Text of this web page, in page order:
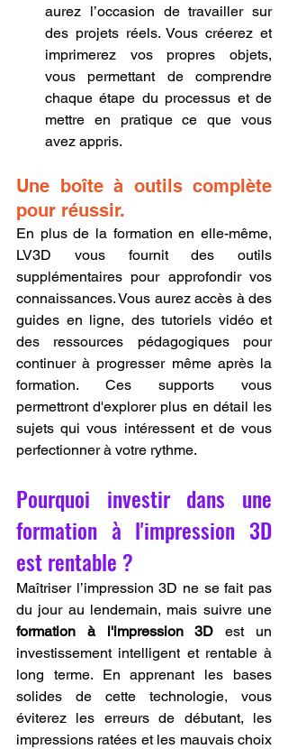
aurez l’occasion de travailler sur
des projets réels. Vous créerez et
imprimerez vos propres objets,
vous permettant de comprendre
chaque étape du processus et de
mettre en pratique ce que vous
avez appris.
Une boîte à outils complète
pour réussir.
En plus de la formation en elle-même,
LV3D vous fournit des outils
supplémentaires pour approfondir vos
connaissances. Vous aurez accès à des
guides en ligne, des tutoriels vidéo et
des ressources pédagogiques pour
continuer à progresser même après la
formation. Ces supports vous
permettront d'explorer plus en détail les
sujets qui vous intéressent et de vous
perfectionner à votre rythme.
Pourquoi investir dans une
formation à l'impression 3D
est rentable ?
Maîtriser l’impression 3D ne se fait pas
formation à l'impression 3D est un
investissement intelligent et rentable à
long terme. En apprenant les bases
solides de cette technologie, vous
éviterez les erreurs de débutant, les
impressions ratées et les mauvais choix